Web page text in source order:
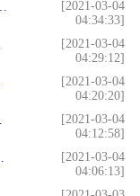
[2021-03-04
04:34:33]
[2021-03-04
04:29:12]
[2021-03-04
04:20:20]
[2021-03-04
04:12:58]
[2021-03-04
04:06:13]